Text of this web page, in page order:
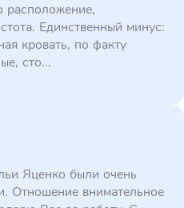
расположение,
Единственный минус:
кровать, по факту
сто...
Яценко были очень
Отношение внимательное